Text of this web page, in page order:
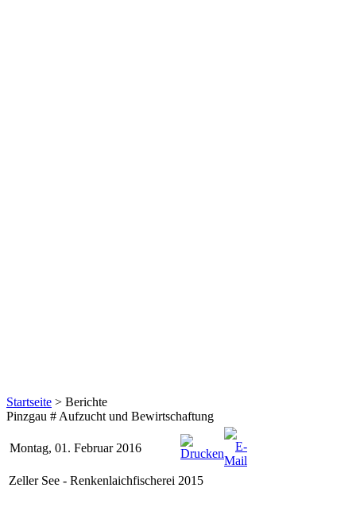
Startseite > Berichte
Pinzgau # Aufzucht und Bewirtschaftung
Montag, 01. Februar 2016
Zeller See - Renkenlaichfischerei 2015